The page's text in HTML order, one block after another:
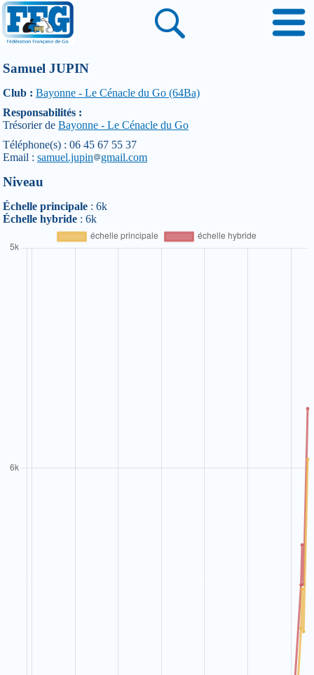
Samuel JUPIN
Club : Bayonne - Le Cénacle du Go (64Ba)
Responsabilités :
Trésorier de Bayonne - Le Cénacle du Go
Téléphone(s) : 06 45 67 55 37
Email : samuel.jupin gmail.com
Niveau
Échelle principale : 6k
Échelle hybride : 6k